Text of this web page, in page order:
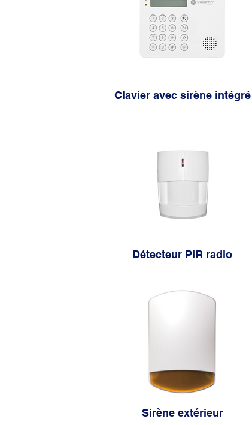
Clavier avec sirène intégré
Détecteur PIR radio
Sirène extérieur